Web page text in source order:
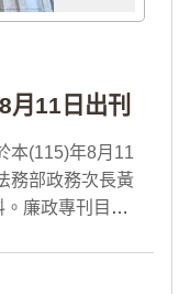
月11日出刊
本(115)年8月11
務部政務次長黃
廉政專刊目次
出刊當日點選首